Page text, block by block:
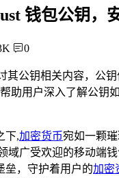
钱包公钥，
0
其公钥相关内容，公
助用户深入了解公钥
下,加密货币宛如一颗
域广受欢迎的移动端
垒，守护着用户的加密